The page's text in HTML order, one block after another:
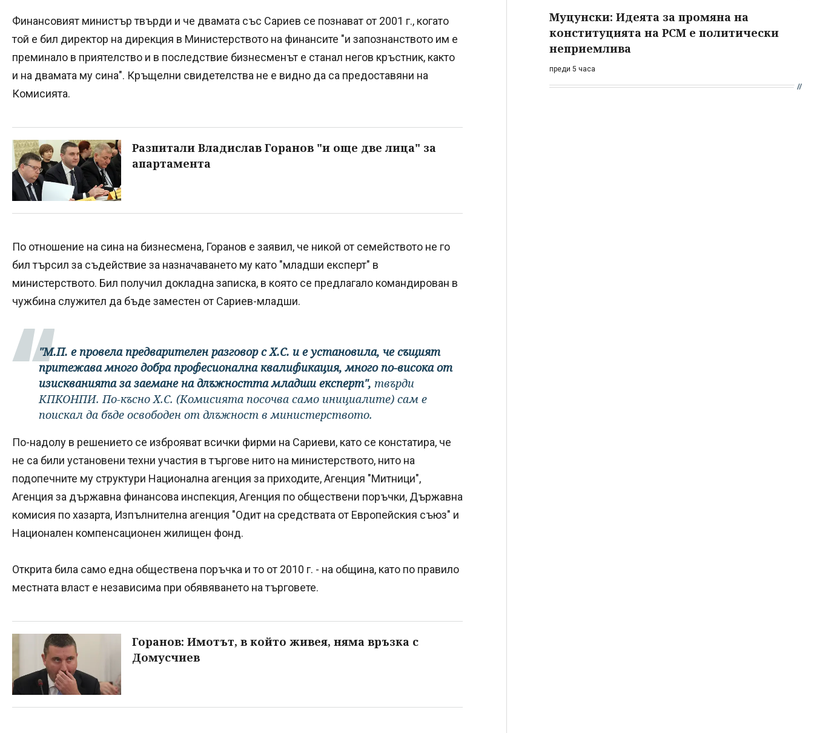
Финансовият министър твърди и че двамата със Сариев се познават от 2001 г., когато
той е бил директор на дирекция в Министерството на финансите "и запознанството им е
преминало в приятелство и в последствие бизнесменът е станал негов кръстник, както
и на двамата му сина". Кръщелни свидетелства не е видно да са предоставяни на
Комисията.
Разпитали Владислав Горанов "и още две лица" за
апартамента
По отношение на сина на бизнесмена, Горанов е заявил, че никой от семейството не го
бил търсил за съдействие за назначаването му като "младши експерт" в
министерството. Бил получил докладна записка, в която се предлагало командирован в
чужбина служител да бъде заместен от Сариев-младши.
"М.П. е провела предварителен разговор с Х.С. и е установила, че същият
притежава много добра професионална квалификация, много по-висока от
изискванията за заемане на длъжността младши експерт", твърди
КПКОНПИ. По-късно Х.С. (Комисията посочва само инициалите) сам е
поискал да бъде освободен от длъжност в министерството.
По-надолу в решението се изброяват всички фирми на Сариеви, като се констатира, че
не са били установени техни участия в търгове нито на министерството, нито на
подопечните му структури Национална агенция за приходите, Агенция "Митници",
Агенция за държавна финансова инспекция, Агенция по обществени поръчки, Държавна
комисия по хазарта, Изпълнителна агенция "Одит на средствата от Европейския съюз" и
Национален компенсационен жилищен фонд.
Открита била само една обществена поръчка и то от 2010 г. - на община, като по правило
местната власт е независима при обявяването на търговете.
Горанов: Имотът, в който живея, няма връзка с
Домусчиев
Муцунски: Идеята за промяна на
конституцията на РСМ е политически
неприемлива
преди 5 часа